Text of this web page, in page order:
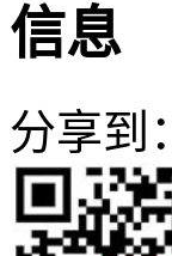
信息
分享到：